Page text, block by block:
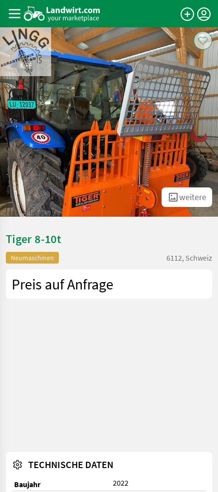
weitere
Tiger 8-10t
Neumaschinen 6112, Schweiz
Preis auf Anfrage
TECHNISCHE DATEN
Baujahr
2022